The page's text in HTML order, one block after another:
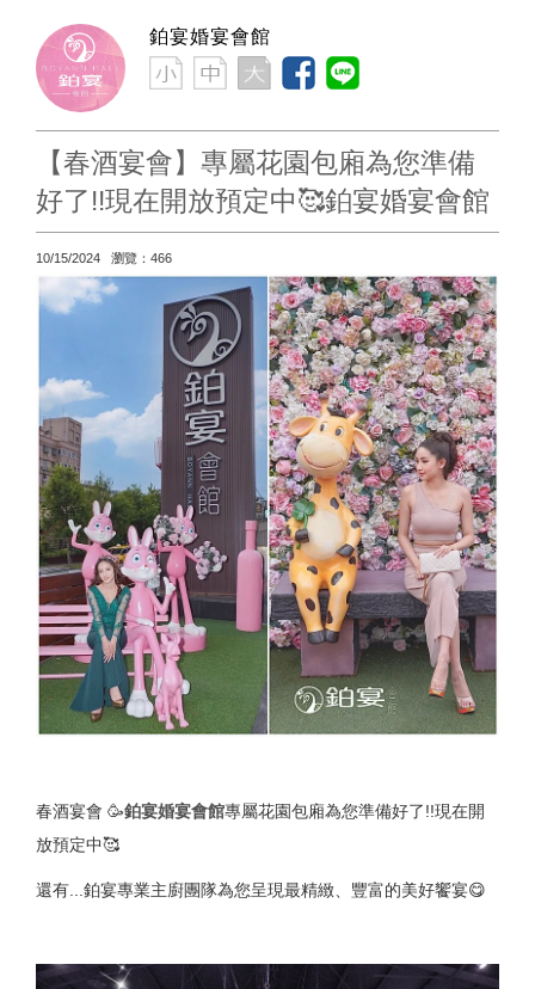
鉑宴婚宴會館
【春酒宴會】專屬花園包廂為您準備
好了!!現在開放預定中🥰鉑宴婚宴會館
10/15/2024 瀏覽：466
春酒宴會 🥳鉑宴婚宴會館專屬花園包廂為您準備好了!!現在開
放預定中🥰
還有...鉑宴專業主廚團隊為您呈現最精緻、豐富的美好饗宴😋